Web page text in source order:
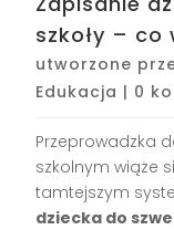
szkoły – co
utworzone
Edukacja | 0
Przeprowadzka
szkolnym wiąże
tamtejszym
dziecka do